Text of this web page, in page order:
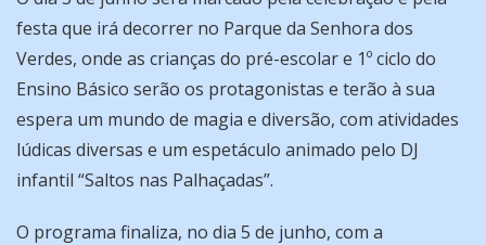
festa que irá decorrer no Parque da Senhora dos
Verdes, onde as crianças do pré-escolar e 1º ciclo do
Ensino Básico serão os protagonistas e terão à sua
espera um mundo de magia e diversão, com atividades
lúdicas diversas e um espetáculo animado pelo DJ
infantil “Saltos nas Palhaçadas”.
O programa finaliza, no dia 5 de junho, com a